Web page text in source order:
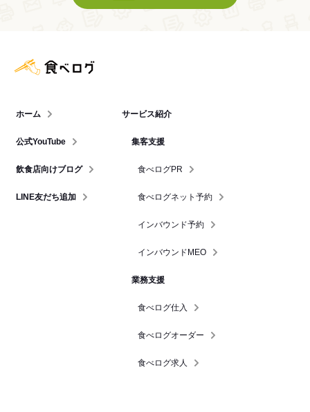
ホーム
公式YouTube
飲食店向けブログ
LINE友だち追加
サービス紹介
集客支援
食べログPR
食べログネット予約
インバウンド予約
インバウンドMEO
業務支援
食べログ仕入
食べログオーダー
食べログ求人